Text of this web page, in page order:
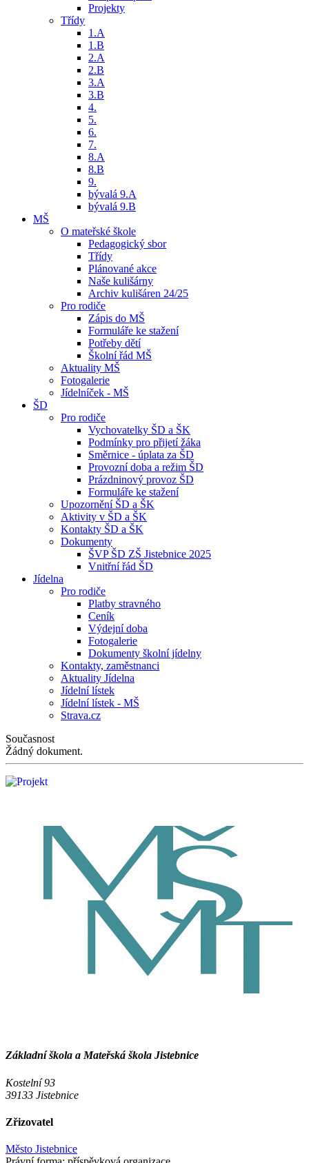
Projekty
Třídy
1.A
1.B
2.A
2.B
3.A
3.B
4.
5.
6.
7.
8.A
8.B
9.
bývalá 9.A
bývalá 9.B
MŠ
O mateřské škole
Pedagogický sbor
Třídy
Plánované akce
Naše kulišárny
Archiv kulišáren 24/25
Pro rodiče
Zápis do MŠ
Formuláře ke stažení
Potřeby dětí
Školní řád MŠ
Aktuality MŠ
Fotogalerie
Jídelníček - MŠ
ŠD
Pro rodiče
Vychovatelky ŠD a ŠK
Podmínky pro přijetí žáka
Směrnice - úplata za ŠD
Provozní doba a režim ŠD
Prázdninový provoz ŠD
Formuláře ke stažení
Upozornění ŠD a ŠK
Aktivity v ŠD a ŠK
Kontakty ŠD a ŠK
Dokumenty
ŠVP ŠD ZŠ Jistebnice 2025
Vnitřní řád ŠD
Jídelna
Pro rodiče
Platby stravného
Ceník
Výdejní doba
Fotogalerie
Dokumenty školní jídelny
Kontakty, zaměstnanci
Aktuality Jídelna
Jídelní lístek
Jídelní lístek - MŠ
Strava.cz
Současnost
Žádný dokument.
Základní škola a Mateřská škola Jistebnice
Kostelní 93
39133 Jistebnice
Zřizovatel
Město Jistebnice